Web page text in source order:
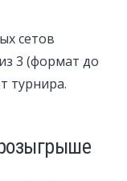
сетов
3 (формат до
турнира.